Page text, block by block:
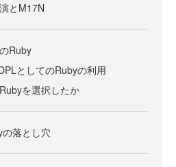
とM17N
Ruby
としてのRubyの利用
を選択したか
の落とし穴